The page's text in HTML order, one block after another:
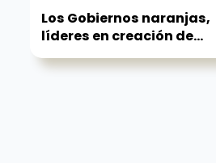
Los Gobiernos naranjas,
líderes en creación de...